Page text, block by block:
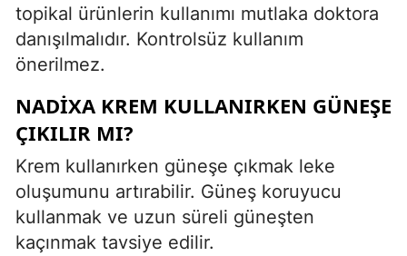
topikal ürünlerin kullanımı mutlaka doktora
danışılmalıdır. Kontrolsüz kullanım
önerilmez.
NADIXA KREM KULLANIRKEN GÜNEŞE
ÇIKILIR MI?
Krem kullanırken güneşe çıkmak leke
oluşumunu artırabilir. Güneş koruyucu
kullanmak ve uzun süreli güneşten
kaçınmak tavsiye edilir.